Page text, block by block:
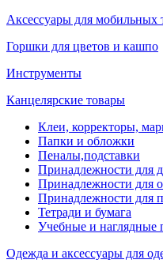
Аксессуары для мобильных
Горшки для цветов и кашпо
Инструменты
Канцелярские товары
Клеи, корректоры,
Папки и обложки
Пеналы,подставки
Принадлежности для
Принадлежности для
Принадлежности для
Тетради и бумага
Учебные и наглядные
Одежда и аксессуары для